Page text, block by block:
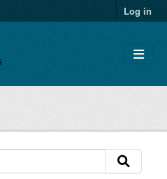
Log in